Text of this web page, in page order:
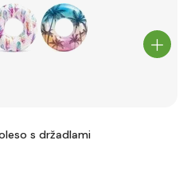
s držadlami